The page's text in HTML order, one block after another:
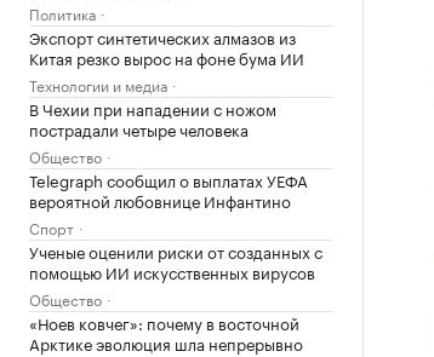
Политика
Экспорт синтетических алмазов из
Китая резко вырос на фоне бума ИИ
Технологии и медиа
В Чехии при нападении с ножом
пострадали четыре человека
Общество
Telegraph сообщил о выплатах УЕФА
вероятной любовнице Инфантино
Спорт
Ученые оценили риски от созданных с
помощью ИИ искусственных вирусов
Общество
«Ноев ковчег»: почему в восточной
Арктике эволюция шла непрерывно